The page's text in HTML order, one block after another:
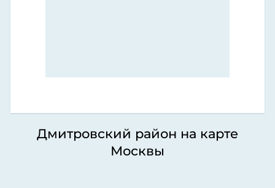
Дмитровский район на карте
Москвы